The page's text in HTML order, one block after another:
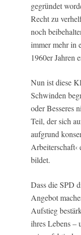
gegründet
Recht zu
noch
immer mehr in
1960er Jahren
Nun ist diese
Schwinden
oder Besseres
Teil, der sich
aufgrund
bildet.
Dass die SPD
Angebot
Aufstieg
ihres Lebens –